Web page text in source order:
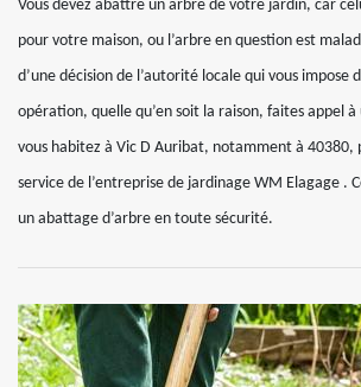
Vous devez abattre un arbre de votre jardin, car
pour votre maison, ou l’arbre en question est
d’une décision de l’autorité locale qui vous impose
opération, quelle qu’en soit la raison, faites appel à
vous habitez à Vic D Auribat, notamment à 40380,
service de l’entreprise de jardinage WM Elagage .
un abattage d’arbre en toute sécurité.